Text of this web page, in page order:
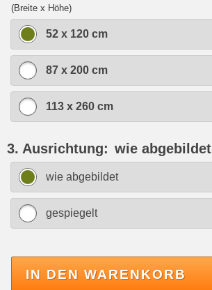
(Breite x Höhe)
52 x 120 cm
87 x 200 cm
113 x 260 cm
3. Ausrichtung: wie abgebildet
wie abgebildet
gespiegelt
IN DEN WARENKORB